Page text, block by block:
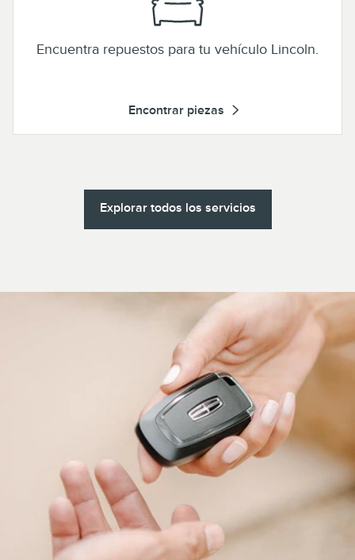
Encuentra repuestos para tu vehículo Lincoln.
Encontrar piezas
Explorar todos los servicios